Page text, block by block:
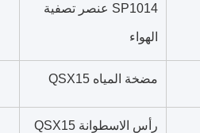
SP1014 عنصر تصفية
الهواء
مضخة المياه QSX15
رأس الاسطوانة QSX15